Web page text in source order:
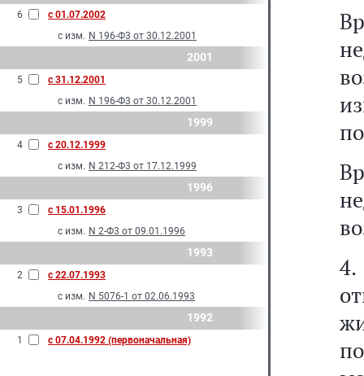
6
с 01.07.2002
с изм. N 196-Ф3 от 30.12.2001
2001
5
с 31.12.2001
с изм. N 196-Ф3 от 30.12.2001
1999
4
с 20.12.1999
с изм. N 212-Ф3 от 17.12.1999
1996
3
с 15.01.1996
с изм. N 2-Ф3 от 09.01.1996
1993
2
с 22.07.1993
с изм. N 5076-1 от 02.06.1993
1992
1 с 07.04.1992 (первоначальная)